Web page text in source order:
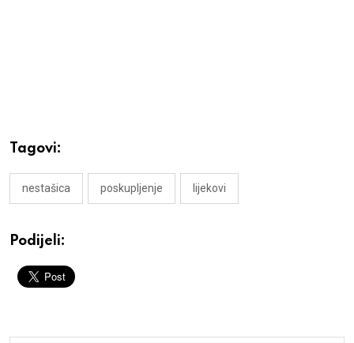
Tagovi:
nestašica poskupljenje lijekovi
Podijeli: